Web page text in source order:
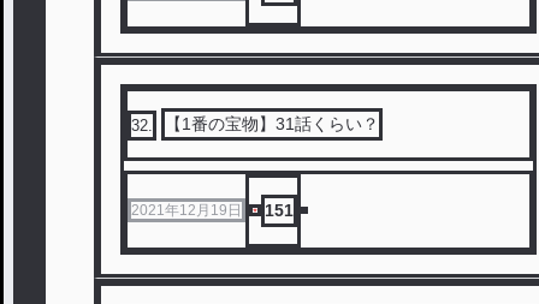
32 【1番の宝物】31話くらい？
2021年12月19日 151